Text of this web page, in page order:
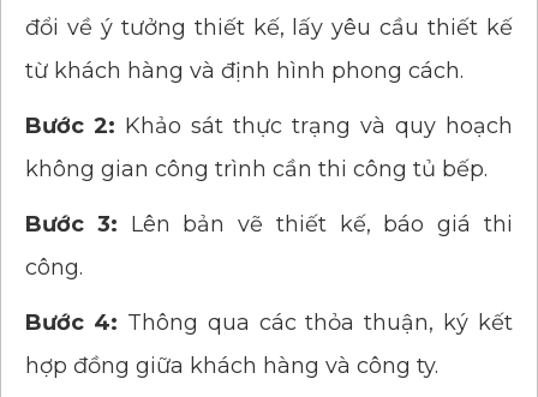
đổi về ý tưởng thiết kế, lấy yêu cầu thiết kế
từ khách hàng và định hình phong cách.
Bước 2: Khảo sát thực trạng và quy hoạch
không gian công trình cần thi công tủ bếp.
Bước 3: Lên bản vẽ thiết kế, báo giá thi
công.
Bước 4: Thông qua các thỏa thuận, ký kết
hợp đồng giữa khách hàng và công ty.